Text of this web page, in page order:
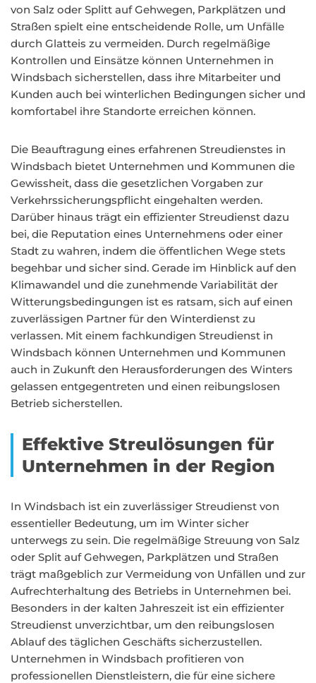
von Salz oder Splitt auf Gehwegen, Parkplätzen und
Straßen spielt eine entscheidende Rolle, um Unfälle
durch Glatteis zu vermeiden. Durch regelmäßige
Kontrollen und Einsätze können Unternehmen in
Windsbach sicherstellen, dass ihre Mitarbeiter und
Kunden auch bei winterlichen Bedingungen sicher und
komfortabel ihre Standorte erreichen können.
Die Beauftragung eines erfahrenen Streudienstes in
Windsbach bietet Unternehmen und Kommunen die
Gewissheit, dass die gesetzlichen Vorgaben zur
Verkehrssicherungspflicht eingehalten werden.
Darüber hinaus trägt ein effizienter Streudienst dazu
bei, die Reputation eines Unternehmens oder einer
Stadt zu wahren, indem die öffentlichen Wege stets
begehbar und sicher sind. Gerade im Hinblick auf den
Klimawandel und die zunehmende Variabilität der
Witterungsbedingungen ist es ratsam, sich auf einen
zuverlässigen Partner für den Winterdienst zu
verlassen. Mit einem fachkundigen Streudienst in
Windsbach können Unternehmen und Kommunen
auch in Zukunft den Herausforderungen des Winters
gelassen entgegentreten und einen reibungslosen
Betrieb sicherstellen.
Effektive Streulösungen für
Unternehmen in der Region
In Windsbach ist ein zuverlässiger Streudienst von
essentieller Bedeutung, um im Winter sicher
unterwegs zu sein. Die regelmäßige Streuung von Salz
oder Split auf Gehwegen, Parkplätzen und Straßen
trägt maßgeblich zur Vermeidung von Unfällen und zur
Aufrechterhaltung des Betriebs in Unternehmen bei.
Besonders in der kalten Jahreszeit ist ein effizienter
Streudienst unverzichtbar, um den reibungslosen
Ablauf des täglichen Geschäfts sicherzustellen.
Unternehmen in Windsbach profitieren von
professionellen Dienstleistern, die für eine sichere